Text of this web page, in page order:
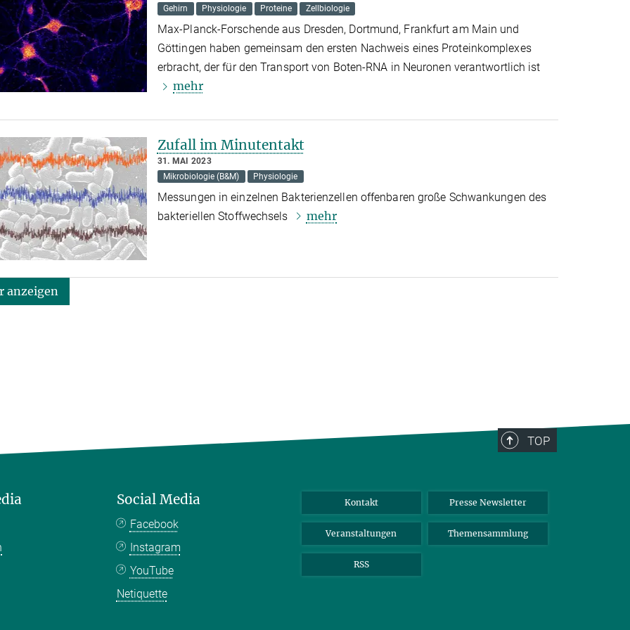
Gehirn Physiologie Proteine Zellbiologie
Max-Planck-Forschende aus Dresden, Dortmund, Frankfurt am Main und
Göttingen haben gemeinsam den ersten Nachweis eines Proteinkomplexes
erbracht, der für den Transport von Boten-RNA in Neuronen verantwortlich ist
mehr
Zufall im Minutentakt
31. MAI 2023
Mikrobiologie (B&M)
Physiologie
Messungen in einzelnen Bakterienzellen offenbaren große Schwankungen des
bakteriellen Stoffwechsels
mehr
anzeigen
TOP
Social Media
Facebook
Instagram
YouTube
Netiquette
Kontakt Presse Newsletter
Veranstaltungen Themensammlung
RSS